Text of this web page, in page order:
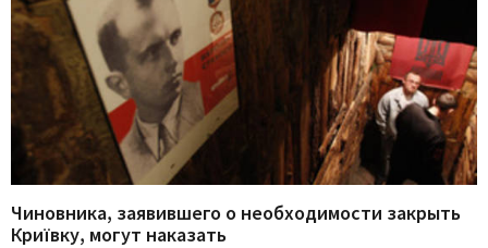
Чиновника, заявившего о необходимости закрыть
Криївку, могут наказать